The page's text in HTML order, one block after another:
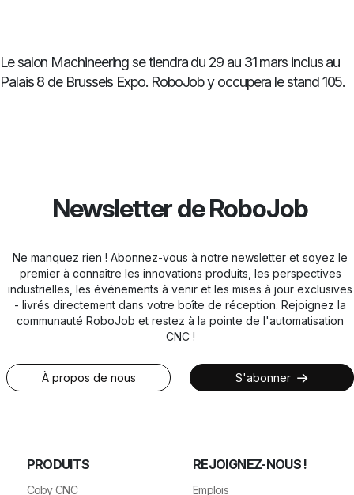
Le salon Machineering se tiendra du 29 au 31 mars inclus au
Palais 8 de Brussels Expo. RoboJob y occupera le stand 105.
Newsletter de RoboJob
Ne manquez rien ! Abonnez-vous à notre newsletter et soyez le
premier à connaître les innovations produits, les perspectives
industrielles, les événements à venir et les mises à jour exclusives
- livrés directement dans votre boîte de réception. Rejoignez la
communauté RoboJob et restez à la pointe de l'automatisation
CNC !
À propos de nous S'abonner
PRODUITS
Coby CNC
REJOIGNEZ-NOUS !
Emplois